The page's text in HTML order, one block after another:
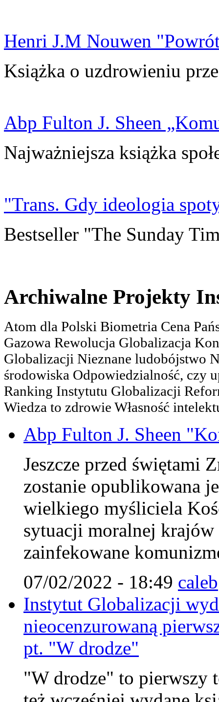
Henri J.M Nouwen
Książka o uzdrowieniu
Abp Fulton J. Sheen
Najważniejsza książka
"Trans. Gdy ideologia
Bestseller "The Sunday
Archiwalne Projekty
Atom dla Polski Biometria Cena
Gazowa Rewolucja Globalizacja
Globalizacji Nieznane ludobójstwo
środowiska Odpowiedzialność, czy
Ranking Instytutu Globalizacji
Wiedza to zdrowie Własność
Abp Fulton J. Sheen
Jeszcze przed świętami
zostanie opublikowana
wielkiego myśliciela
sytuacji moralnej krajów
zainfekowane
07/02/2022 - 18:49 caleb
Instytut Globalizacji
nieocenzurowaną
pt. "W drodze"
"W drodze" to pierwszy